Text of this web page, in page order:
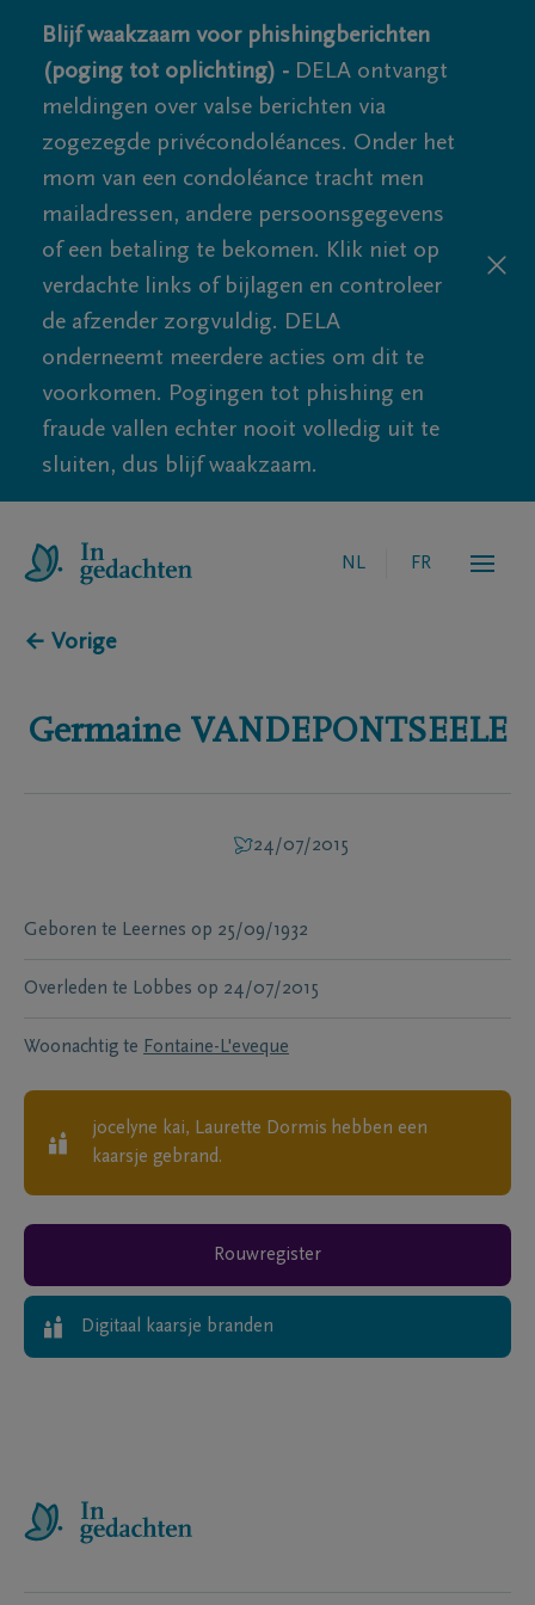
Blijf waakzaam voor phishingberichten
(poging tot oplichting) - DELA ontvangt
meldingen over valse berichten via
zogezegde privécondoléances. Onder het
mom van een condoléance tracht men
mailadressen, andere persoonsgegevens
of een betaling te bekomen. Klik niet op
verdachte links of bijlagen en controleer
de afzender zorgvuldig. DELA
onderneemt meerdere acties om dit te
voorkomen. Pogingen tot phishing en
fraude vallen echter nooit volledig uit te
sluiten, dus blijf waakzaam.
NL FR
← Vorige
Germaine VANDEPONTSEELE
24/07/2015
Geboren te Leernes op 25/09/1932
Overleden te Lobbes op 24/07/2015
Woonachtig te Fontaine-L'eveque
jocelyne kai, Laurette Dormis hebben een
kaarsje gebrand.
Rouwregister
Digitaal kaarsje branden